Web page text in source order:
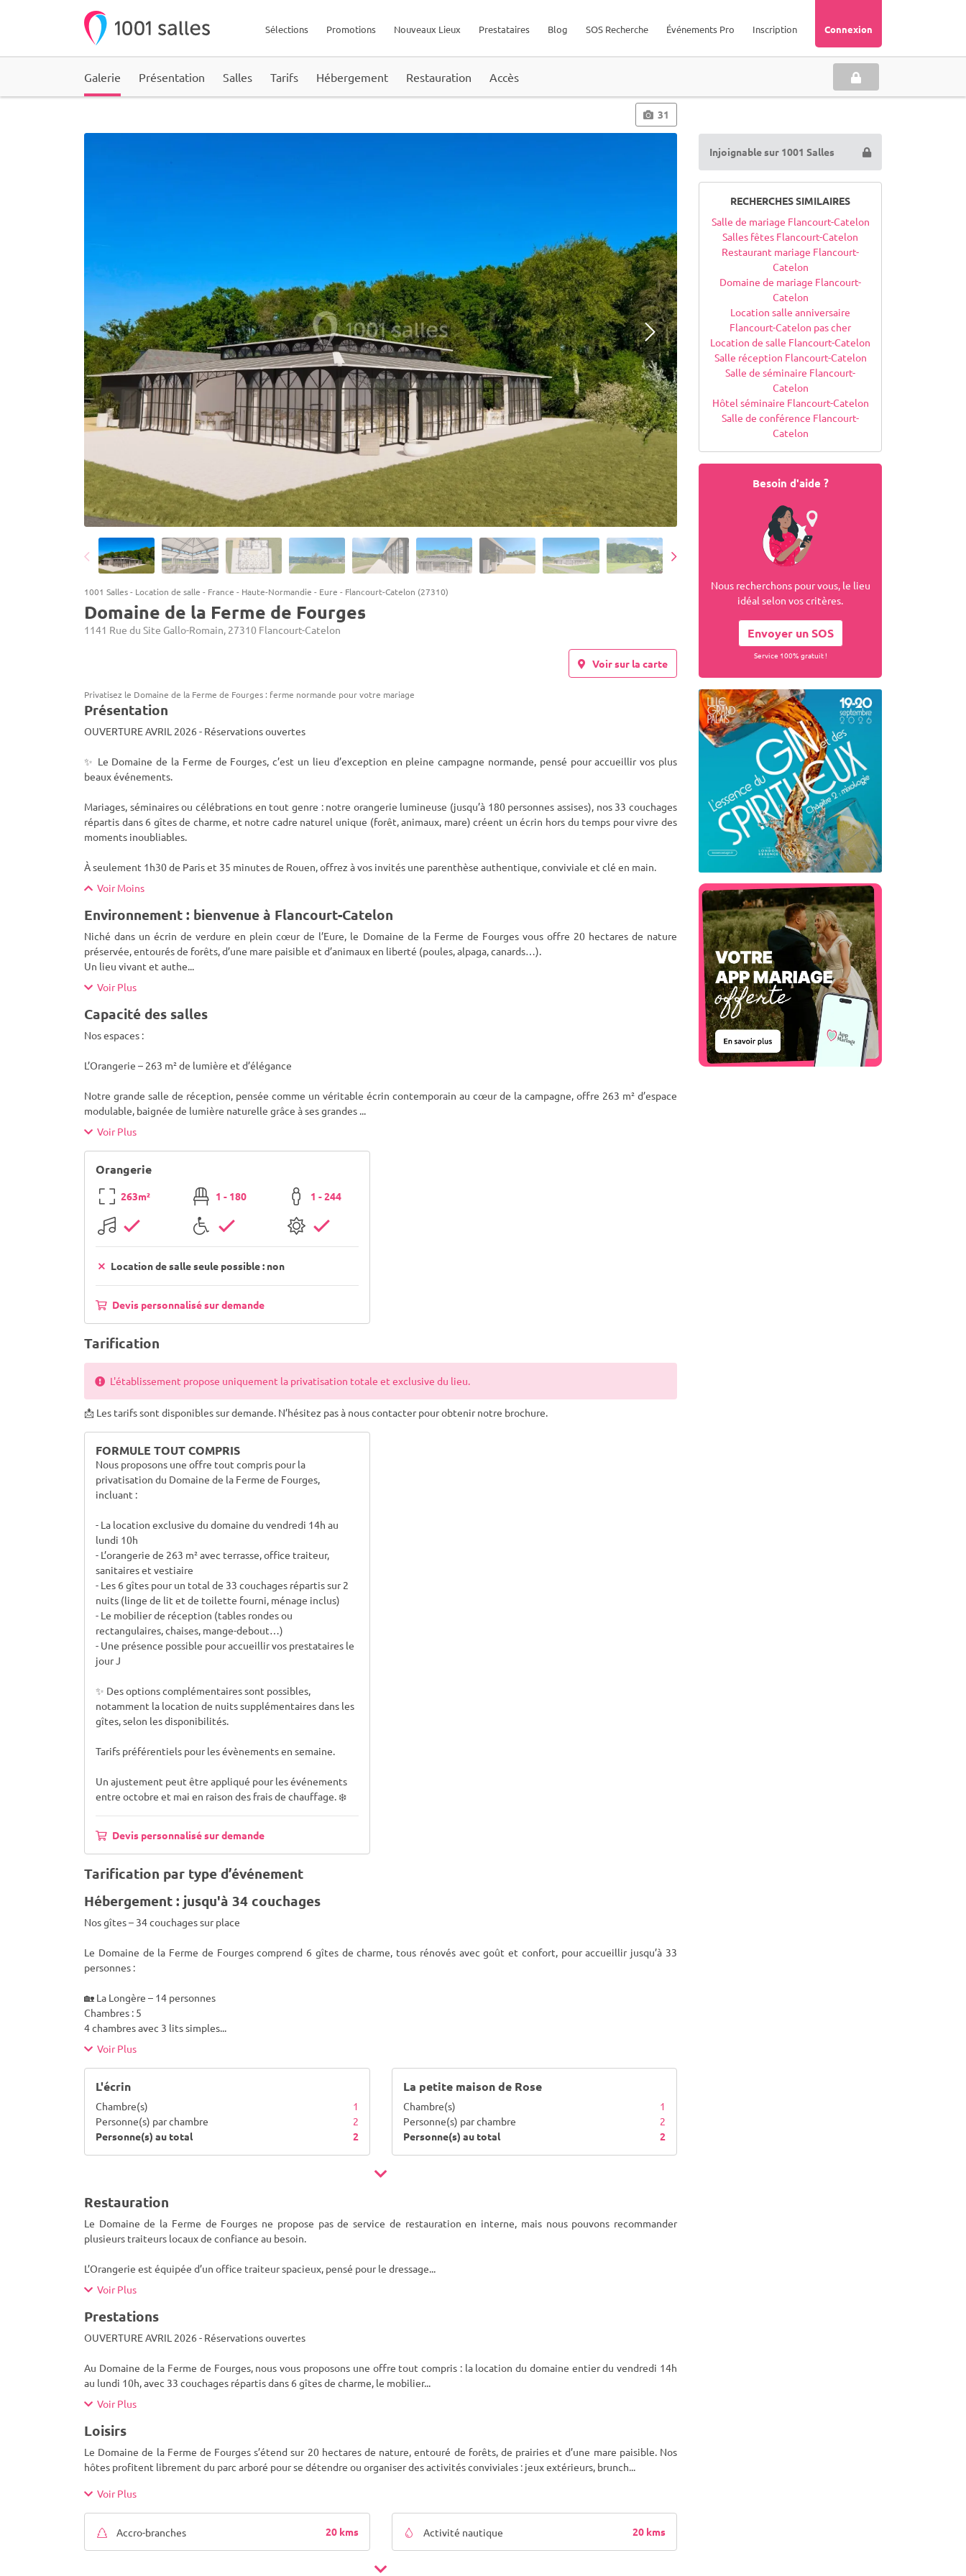
Connexion
Inscription
Événements Pro
SOS Recherche
Blog
Prestataires
Nouveaux Lieux
Promotions
Sélections
Galerie Présentation Salles Tarifs Hébergement Restauration Accès
31
1001 Salles- Location de salle - France - Haute-Normandie - Eure - Flancourt-Catelon (27310)
Domaine de la Ferme de Fourges
1141 Rue du Site Gallo-Romain, 27310 Flancourt-Catelon
Voir sur la carte
Privatisez le Domaine de la Ferme de Fourges : ferme normande pour votre mariage
Présentation
OUVERTURE AVRIL 2026 - Réservations ouvertes
✨ Le Domaine de la Ferme de Fourges, c’est un lieu d’exception en pleine campagne normande, pensé pour accueillir vos plus
beaux événements.
Mariages, séminaires ou célébrations en tout genre : notre orangerie lumineuse (jusqu’à 180 personnes assises), nos 33 couchages
répartis dans 6 gîtes de charme, et notre cadre naturel unique (forêt, animaux, mare) créent un écrin hors du temps pour vivre des
moments inoubliables.
À seulement 1h30 de Paris et 35 minutes de Rouen, offrez à vos invités une parenthèse authentique, conviviale et clé en main.
Voir Moins
Environnement : bienvenue à Flancourt-Catelon
Niché dans un écrin de verdure en plein cœur de l’Eure, le Domaine de la Ferme de Fourges vous offre 20 hectares de nature
préservée, entourés de forêts, d’une mare paisible et d’animaux en liberté (poules, alpaga, canards…).
Un lieu vivant et authe...
Voir Plus
Capacité des salles
Nos espaces :
L’Orangerie – 263 m² de lumière et d’élégance
Notre grande salle de réception, pensée comme un véritable écrin contemporain au cœur de la campagne, offre 263 m² d’espace
modulable, baignée de lumière naturelle grâce à ses grandes ...
Voir Plus
Orangerie
263m² 1 - 180 1 - 244
Location de salle seule possible : non
Devis personnalisé sur demande
Tarification
L'établissement propose uniquement la privatisation totale et exclusive du lieu.
📩 Les tarifs sont disponibles sur demande. N’hésitez pas à nous contacter pour obtenir notre brochure.
FORMULE TOUT COMPRIS
Nous proposons une offre tout compris pour la
privatisation du Domaine de la Ferme de Fourges,
incluant :
- La location exclusive du domaine du vendredi 14h au
lundi 10h
- L’orangerie de 263 m² avec terrasse, office traiteur,
sanitaires et vestiaire
- Les 6 gîtes pour un total de 33 couchages répartis sur 2
nuits (linge de lit et de toilette fourni, ménage inclus)
- Le mobilier de réception (tables rondes ou
rectangulaires, chaises, mange-debout…)
- Une présence possible pour accueillir vos prestataires le
jour J
✨ Des options complémentaires sont possibles,
notamment la location de nuits supplémentaires dans les
gîtes, selon les disponibilités.
Tarifs préférentiels pour les évènements en semaine.
Un ajustement peut être appliqué pour les événements
entre octobre et mai en raison des frais de chauffage. ❄️
Devis personnalisé sur demande
Tarification par type d’événement
Hébergement : jusqu'à 34 couchages
Nos gîtes – 34 couchages sur place
Le Domaine de la Ferme de Fourges comprend 6 gîtes de charme, tous rénovés avec goût et confort, pour accueillir jusqu’à 33
personnes :
🏡 La Longère – 14 personnes
Chambres : 5
4 chambres avec 3 lits simples...
Voir Plus
L'écrin
Chambre(s)
1
Personne(s) par chambre
2
Personne(s) au total
2
La petite maison de Rose
Chambre(s)
1
Personne(s) par chambre
2
Personne(s) au total
2
Restauration
Le Domaine de la Ferme de Fourges ne propose pas de service de restauration en interne, mais nous pouvons recommander
plusieurs traiteurs locaux de confiance au besoin.
L’Orangerie est équipée d’un office traiteur spacieux, pensé pour le dressage...
Voir Plus
Prestations
OUVERTURE AVRIL 2026 - Réservations ouvertes
Au Domaine de la Ferme de Fourges, nous vous proposons une offre tout compris : la location du domaine entier du vendredi 14h
au lundi 10h, avec 33 couchages répartis dans 6 gîtes de charme, le mobilier...
Voir Plus
Loisirs
Le Domaine de la Ferme de Fourges s’étend sur 20 hectares de nature, entouré de forêts, de prairies et d’une mare paisible. Nos
hôtes profitent librement du parc arboré pour se détendre ou organiser des activités conviviales : jeux extérieurs, brunch...
Voir Plus
Accro-branches 20 kms Activité nautique 20 kms
Injoignable sur 1001 Salles
RECHERCHES SIMILAIRES
Salle de mariage Flancourt-Catelon
Salles fêtes Flancourt-Catelon
Restaurant mariage Flancourt-
Catelon
Domaine de mariage Flancourt-
Catelon
Location salle anniversaire
Flancourt-Catelon pas cher
Location de salle Flancourt-Catelon
Salle réception Flancourt-Catelon
Salle de séminaire Flancourt-
Catelon
Hôtel séminaire Flancourt-Catelon
Salle de conférence Flancourt-
Catelon
Besoin d'aide ?
Nous recherchons pour vous, le lieu
idéal selon vos critères.
Envoyer un SOS
Service 100% gratuit !